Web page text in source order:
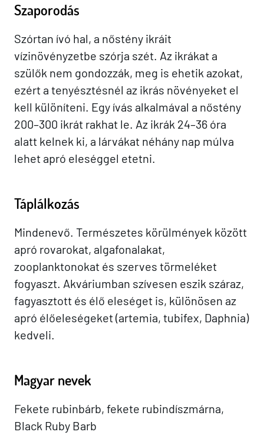
Szaporodás
Szórtan ívó hal, a nőstény ikráit
vízinövényzetbe szórja szét. Az ikrákat a
szülők nem gondozzák, meg is ehetik azokat,
ezért a tenyésztésnél az ikrás növényeket el
kell különíteni. Egy ívás alkalmával a nőstény
200–300 ikrát rakhat le. Az ikrák 24–36 óra
alatt kelnek ki, a lárvákat néhány nap múlva
lehet apró eleséggel etetni.
Táplálkozás
Mindenevő. Természetes körülmények között
apró rovarokat, algafonalakat,
zooplanktonokat és szerves törmeléket
fogyaszt. Akváriumban szívesen eszik száraz,
fagyasztott és élő eleséget is, különösen az
apró élőeleségeket (artemia, tubifex, Daphnia)
kedveli.
Magyar nevek
Fekete rubinbárb, fekete rubindíszmárna,
Black Ruby Barb